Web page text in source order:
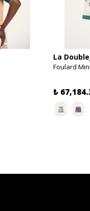
La
Foulard
₺